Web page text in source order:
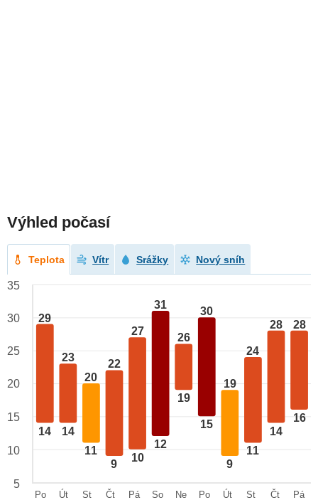
Výhled počasí
Teplota Vítr Srážky Nový sníh
29
14
23
14
20
11
22
9
27
10
31
12
26
19
30
15
19
9
24
11
28
14
28
16
35
30
25
20
15
10
5
Po
Út
St
Čt
Pá
So
Ne
Po
Út
St
Čt
Pá